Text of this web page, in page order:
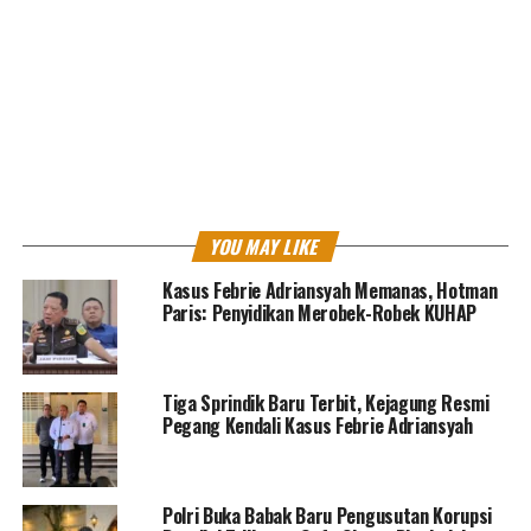
2.Korporasi PT MCM;
3.Korporasi PT PAAM;
4.Korporasi PT RAM;
5.Korporasi PT VAM;
6.Korporasi PT ARK;
7.Korporasi PT. OMI;
8.Korporasi PT MAM;
9.Korporasi PT AAM;
10.Korporasi PT CC.
YOU MAY LIKE
Kasus Febrie Adriansyah Memanas, Hotman
Paris: Penyidikan Merobek-Robek KUHAP
Tiga Sprindik Baru Terbit, Kejagung Resmi
Pegang Kendali Kasus Febrie Adriansyah
Polri Buka Babak Baru Pengusutan Korupsi